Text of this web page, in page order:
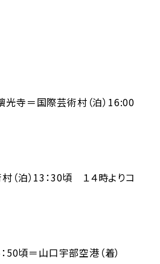
寺＝国際芸術村（泊）16:00
（泊）13：30頃 １４時よりコ
頃＝山口宇部空港（着）